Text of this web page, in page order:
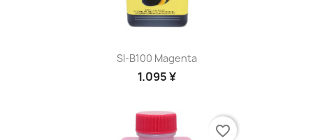
SI-B100 Magenta
1.095 ¥
favorite_border